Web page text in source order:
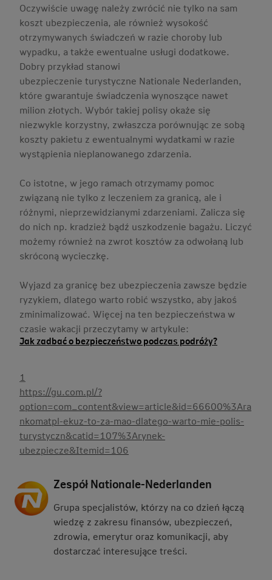
Oczywiście uwagę należy zwrócić nie tylko na sam
koszt ubezpieczenia, ale również wysokość
otrzymywanych świadczeń w razie choroby lub
wypadku, a także ewentualne usługi dodatkowe.
Dobry przykład stanowi
ubezpieczenie turystyczne Nationale Nederlanden,
które gwarantuje świadczenia wynoszące nawet
milion złotych. Wybór takiej polisy okaże się
niezwykle korzystny, zwłaszcza porównując ze sobą
koszty pakietu z ewentualnymi wydatkami w razie
wystąpienia nieplanowanego zdarzenia.
Co istotne, w jego ramach otrzymamy pomoc
związaną nie tylko z leczeniem za granicą, ale i
różnymi, nieprzewidzianymi zdarzeniami. Zalicza się
do nich np. kradzież bądź uszkodzenie bagażu. Liczyć
możemy również na zwrot kosztów za odwołaną lub
skróconą wycieczkę.
Wyjazd za granicę bez ubezpieczenia zawsze będzie
ryzykiem, dlatego warto robić wszystko, aby jakoś
zminimalizować. Więcej na ten bezpieczeństwa w
czasie wakacji przeczytamy w artykule:
Jak zadbać o bezpieczeństwo podczas podróży?
1
https://gu.com.pl/?
option=com_content&view=article&id=66600%3Ara
nkomatpl-ekuz-to-za-mao-dlatego-warto-mie-polis-
turystyczn&catid=107%3Arynek-
ubezpiecze&Itemid=106
Zespół Nationale-Nederlanden
Grupa specjalistów, którzy na co dzień łączą
wiedzę z zakresu finansów, ubezpieczeń,
zdrowia, emerytur oraz komunikacji, aby
dostarczać interesujące treści.